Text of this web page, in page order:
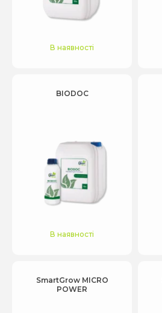
В наявності
BIODOC
В наявності
SmartGrow MICRO
POWER